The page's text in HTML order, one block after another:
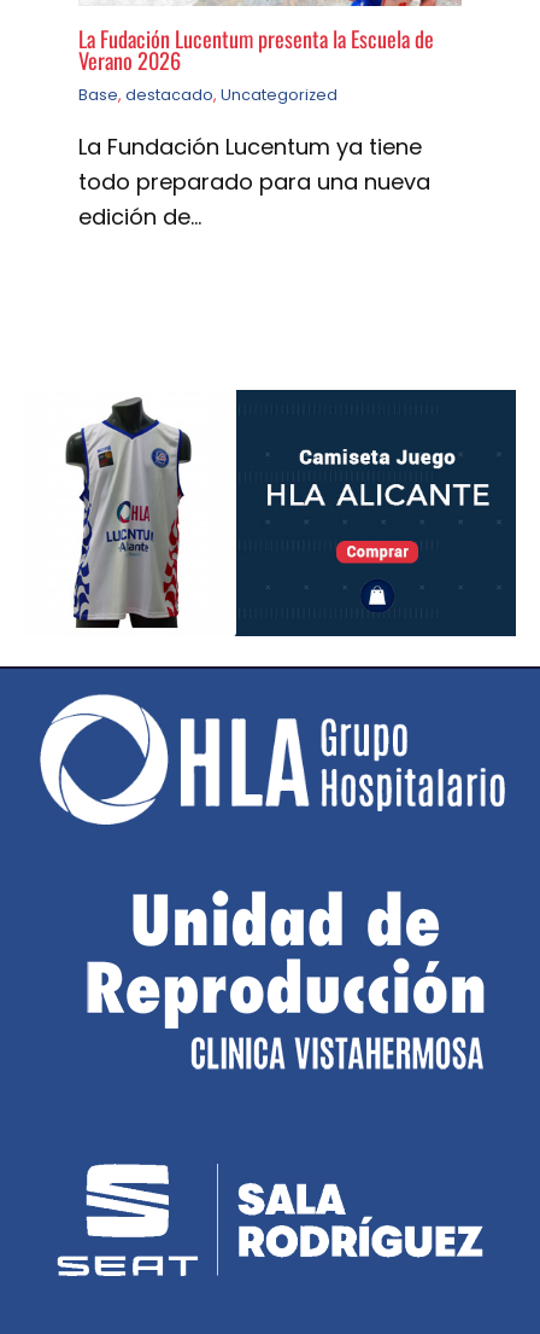
La Fudación Lucentum presenta la Escuela de
Verano 2026
Base, destacado, Uncategorized
La Fundación Lucentum ya tiene
todo preparado para una nueva
edición de…